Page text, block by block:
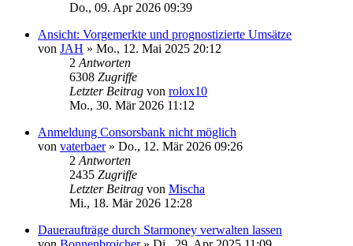
Do., 09. Apr 2026 09:39
Ansicht: Vorgemerkte und prognostizierte Umsätze
von JAH » Mo., 12. Mai 2025 20:12
2 Antworten
6308 Zugriffe
Letzter Beitrag von rolox10
Mo., 30. Mär 2026 11:12
Anmeldung Consorsbank nicht möglich
von vaterbaer» Do., 12. Mär 2026 09:26
2 Antworten
2435 Zugriffe
Letzter Beitrag von Mischa
Mi., 18. Mär 2026 12:28
Daueraufträge durch Starmoney verwalten lassen